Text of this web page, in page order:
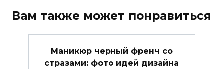
Вам также может понравиться
Маникюр черный френч со
стразами: фото идей дизайна